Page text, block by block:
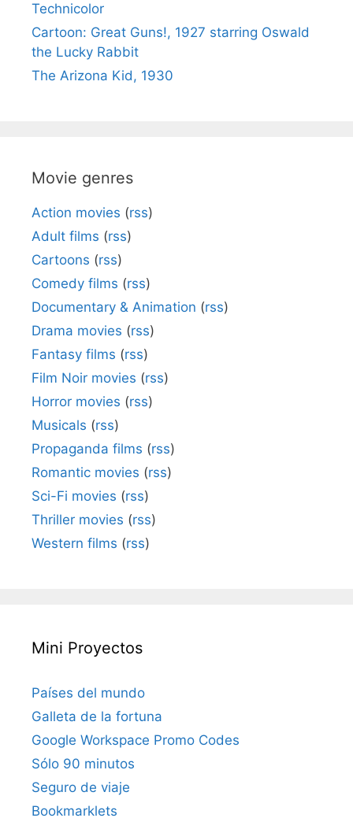
Technicolor
Cartoon: Great Guns!, 1927 starring Oswald
the Lucky Rabbit
The Arizona Kid, 1930
Movie genres
Action movies (rss)
Adult films (rss)
Cartoons (rss)
Comedy films (rss)
Documentary & Animation (rss)
Drama movies (rss)
Fantasy films (rss)
Film Noir movies (rss)
Horror movies (rss)
Musicals (rss)
Propaganda films (rss)
Romantic movies (rss)
Sci-Fi movies (rss)
Thriller movies (rss)
Western films (rss)
Mini Proyectos
Países del mundo
Galleta de la fortuna
Google Workspace Promo Codes
Sólo 90 minutos
Seguro de viaje
Bookmarklets